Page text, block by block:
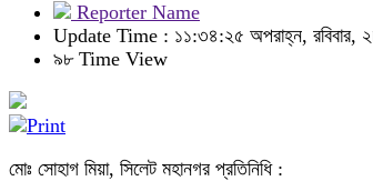
Reporter Name
Update Time : ১১:৩৪:২৫ অপরাহ্ন, রবিবার,
৯৮ Time View
মোঃ সোহাগ মিয়া, সিলেট মহানগর প্রতিনিধি :